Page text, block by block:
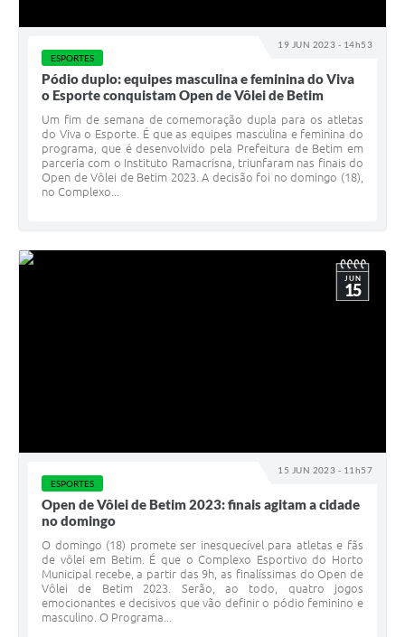
19 JUN 2023 - 14h53
ESPORTES
Pódio duplo: equipes masculina e feminina do Viva
o Esporte conquistam Open de Vôlei de Betim
Um fim de semana de comemoração dupla para os atletas
do Viva o Esporte. É que as equipes masculina e feminina do
programa, que é desenvolvido pela Prefeitura de Betim em
parceria com o Instituto Ramacrisna, triunfaram nas finais do
Open de Vôlei de Betim 2023. A decisão foi no domingo (18),
no Complexo...
15 JUN 2023 - 11h57
JUN
15
ESPORTES
Open de Vôlei de Betim 2023: finais agitam a cidade
no domingo
O domingo (18) promete ser inesquecível para atletas e fãs
de vôlei em Betim. É que o Complexo Esportivo do Horto
Municipal recebe, a partir das 9h, as finalíssimas do Open de
Vôlei de Betim 2023. Serão, ao todo, quatro jogos
emocionantes e decisivos que vão definir o pódio feminino e
masculino. O Programa...